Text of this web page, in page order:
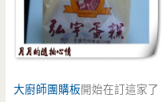
大廚師團購板開始在訂這家